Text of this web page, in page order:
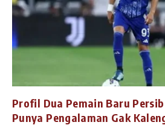
Profil Dua Pemain Baru
Punya Pengalaman Gak